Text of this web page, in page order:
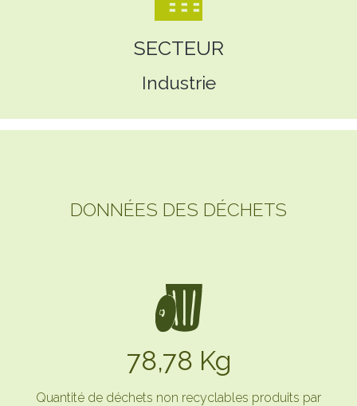
SECTEUR
Industrie
DONNÉES DES DÉCHETS
78,78 Kg
Quantité de déchets non recyclables produits par